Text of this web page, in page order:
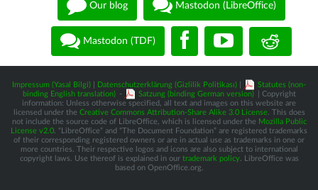
Our blog Mastodon (LibreOffice)
Mastodon (TDF)
Impressum (Yasal Bilgi) Datenschutzerklärung (Gizlilik Politikası)
Statutes (non-
binding English translation) - Satzung (binding German version)
| Copyright
information: Unless otherwise specified, all text and images on this website are
licensed under the Creative Commons Attribution-Share Alike 3.0 License. This does
not include the source code of LibreOffice, which is licensed under the Mozilla Public
License v2.0 . “LibreOffice” and “The Document Foundation” are registered trademarks
of their corresponding registered owners or are in actual use as trademarks in one or
more countries. Their respective logos and icons are also subject to international
copyright laws. Use thereof is explained in our trademark policy. LibreOffice was
based on OpenOffice.org.